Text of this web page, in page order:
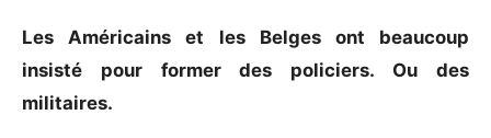
Les Américains et les Belges ont beaucoup
insisté pour former des policiers. Ou des
militaires.